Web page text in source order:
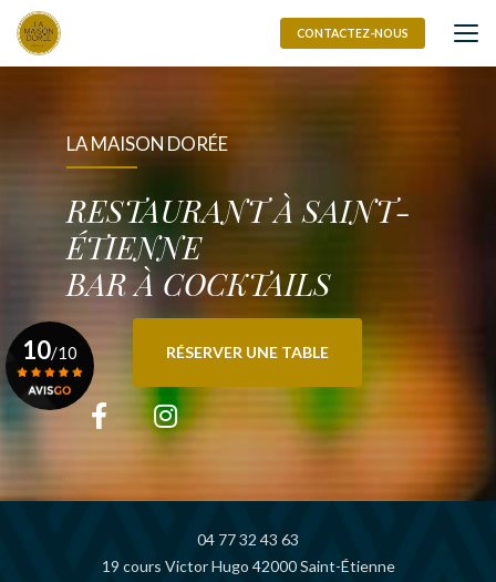
Aller
contenu
CONTACTEZ-NOUS
LA MAISON DORÉE
RESTAURANT À SAINT-
ÉTIENNE
BAR À COCKTAILS
RÉSERVER UNE TABLE
04 77 32 43 63
19 cours Victor Hugo 42000 Saint-Étienne
10/10